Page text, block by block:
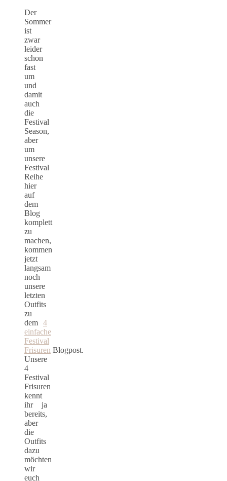
Der
Sommer
ist
zwar
leider
schon
fast
um
und
damit
auch
die
Festival
Season,
aber
um
unsere
Festival
Reihe
hier
auf
dem
Blog
komplett
zu
machen,
kommen
jetzt
langsam
noch
unsere
letzten
Outfits
zu
dem 4
einfache
Festival
Frisuren Blogpost.
Unsere
4
Festival
Frisuren
kennt
ihr ja
bereits,
aber
die
Outfits
dazu
möchten
wir
euch